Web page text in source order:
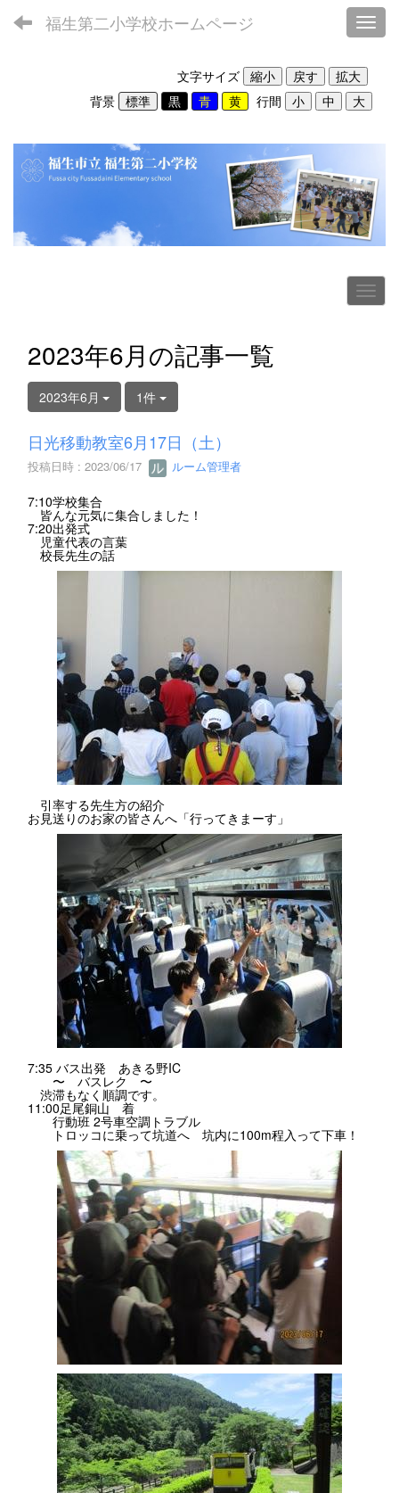
福生第二小学校ホームページ
文字サイズ
背景
行間
2023年6月の記事一覧
2023年6月 1件
日光移動教室6月17日（土）
投稿日時 : 2023/06/17 ルーム管理者
7:10学校集合
皆んな元気に集合しました！
7:20出発式
児童代表の言葉
校長先生の話
引率する先生方の紹介
お見送りのお家の皆さんへ「行ってきまーす」
7:35 バス出発 あきる野IC
〜 バスレク 〜
渋滞もなく順調です。
11:00足尾銅山 着
行動班 2号車空調トラブル
トロッコに乗って坑道へ 坑内に100m程入って下車！